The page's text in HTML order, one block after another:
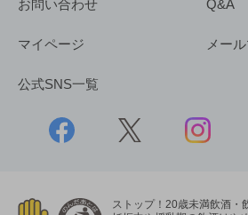
お問い合わせ Q&A
マイページ メー
公式SNS一覧
ストップ！20歳未満飲酒・